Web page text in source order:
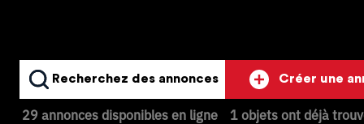
Recherchez des annonces
29 annonces disponibles en ligne
Créer une
1 objets ont déjà